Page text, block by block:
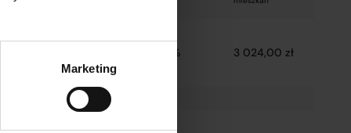
Marketing
8% 3 024,00 zł